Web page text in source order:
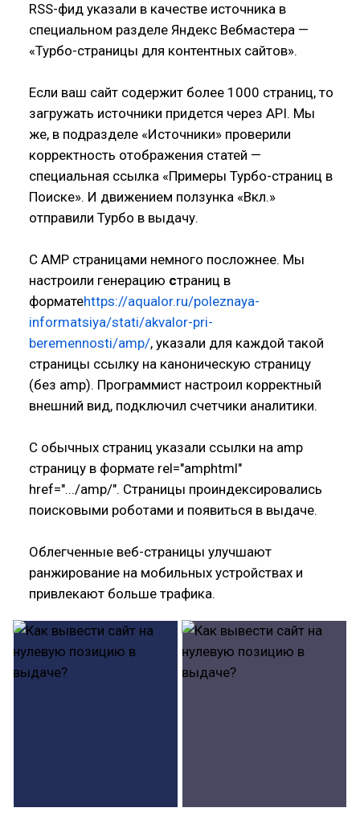
RSS-фид указали в качестве источника в
специальном разделе Яндекс Вебмастера —
«Турбо-страницы для контентных сайтов».
Если ваш сайт содержит более 1000 страниц, то
загружать источники придется через API. Мы
же, в подразделе «Источники» проверили
корректность отображения статей —
специальная ссылка «Примеры Турбо-страниц в
Поиске». И движением ползунка «Вкл.»
отправили Турбо в выдачу.
С AMP страницами немного посложнее. Мы
настроили генерацию страниц в
форматеhttps://aqualor.ru/poleznaya-
informatsiya/stati/akvalor-pri-
beremennosti/amp/, указали для каждой такой
страницы ссылку на каноническую страницу
(без amp). Программист настроил корректный
внешний вид, подключил счетчики аналитики.
С обычных страниц указали ссылки на amp
страницу в формате rel="amphtml"
href=".../amp/". Страницы проиндексировались
поисковыми роботами и появиться в выдаче.
Облегченные веб-страницы улучшают
ранжирование на мобильных устройствах и
привлекают больше трафика.